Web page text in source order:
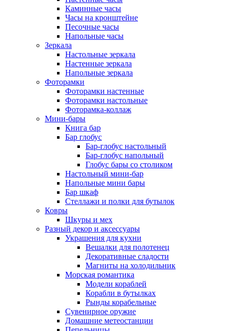
Каминные часы
Часы на кронштейне
Песочные часы
Напольные часы
Зеркала
Настольные зеркала
Настенные зеркала
Напольные зеркала
Фоторамки
Фоторамки настенные
Фоторамки настольные
Фоторамка-коллаж
Мини-бары
Книга бар
Бар глобус
Бар-глобус настольный
Бар-глобус напольный
Глобус бары со столиком
Настольный мини-бар
Напольные мини бары
Бар шкаф
Стеллажи и полки для бутылок
Ковры
Шкуры и мех
Разный декор и аксессуары
Украшения для кухни
Вешалки для полотенец
Декоративные сладости
Магниты на холодильник
Морская романтика
Модели кораблей
Корабли в бутылках
Рынды корабельные
Сувенирное оружие
Домашние метеостанции